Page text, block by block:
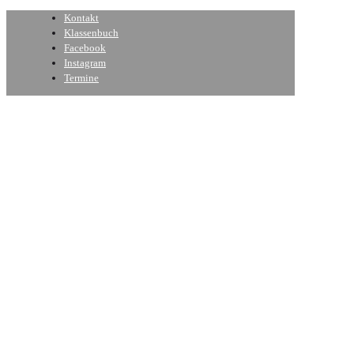
Kontakt
Klassenbuch
Facebook
Instagram
Termine